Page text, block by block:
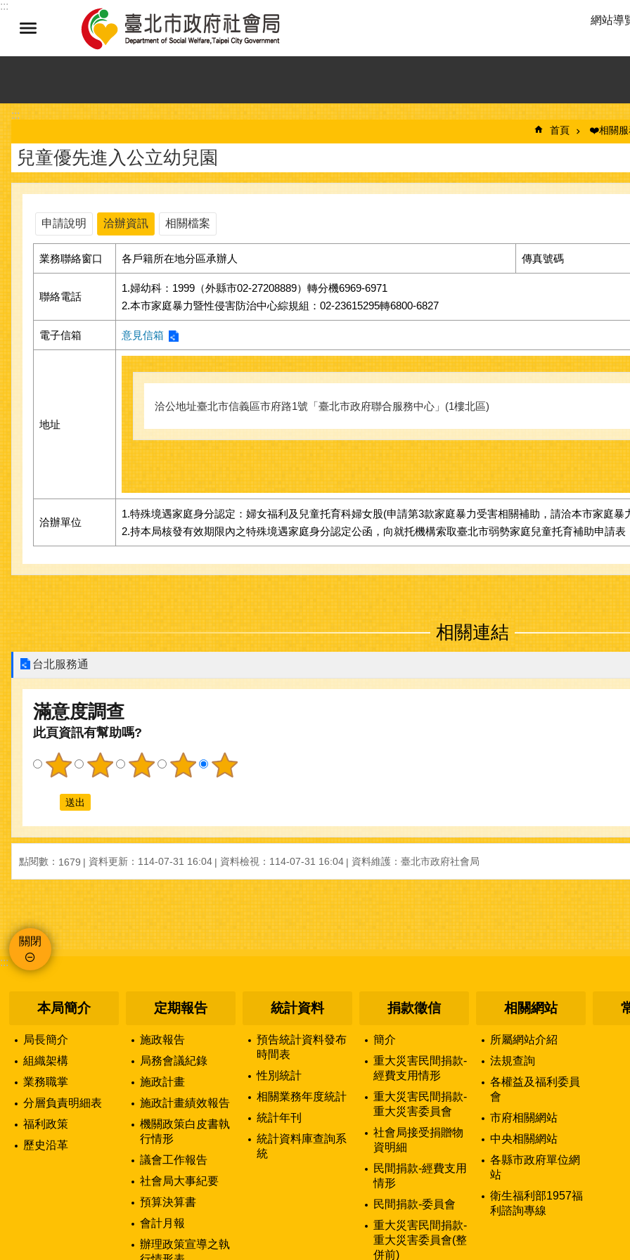
跳到主要內容區塊
:::
網站導
:::
首頁 ❤️相關服
兒童優先進入公立幼兒園
申請說明 洽辦資訊 相關檔案
業務聯絡窗口 各戶籍所在地分區承辦人 傳真號碼
聯絡電話
1.婦幼科：1999（外縣市02-27208889）轉分機6969-6971
2.本市家庭暴力暨性侵害防治中心綜規組：02-23615295轉6800-6827
電子信箱 意見信箱
地址
洽公地址臺北市信義區市府路1號「臺北市政府聯合服務中心」(1樓北區)
洽辦單位
1.特殊境遇家庭身分認定：婦女福利及兒童托育科婦女股(申請第3款家庭暴力受害相關補助，請洽本市家庭
2.持本局核發有效期限內之特殊境遇家庭身分認定公函，向就托機構索取臺北市弱勢家庭兒童托育補助申請
相關連結
台北服務通
滿意度調查
此頁資訊有幫助嗎?
點閱數： 1679 資料更新： 114-07-31 16:04 資料檢視： 114-07-31 16:04 資料維護： 臺北市政府社會局
關閉
:::
本局簡介
局長簡介
組織架構
業務職掌
分層負責明細表
福利政策
歷史沿革
定期報告
施政報告
局務會議紀錄
施政計畫
施政計畫績效報告
機關政策白皮書執
行情形
議會工作報告
社會局大事紀要
預算決算書
會計月報
辦理政策宣導之執
統計資料
預告統計資料發布
時間表
性別統計
相關業務年度統計
統計年刊
統計資料庫查詢系
統
捐款徵信
簡介
重大災害民間捐款-
經費支用情形
重大災害民間捐款-
重大災害委員會
社會局接受捐贈物
資明細
民間捐款-經費支用
情形
民間捐款-委員會
重大災害民間捐款-
重大災害委員會(整
併前)
相關網站
所屬網站介紹
法規查詢
各權益及福利委員
會
市府相關網站
中央相關網站
各縣市政府單位網
站
衛生福利部1957福
利諮詢專線